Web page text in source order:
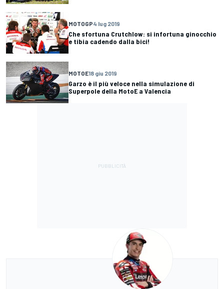
MOTOGP4 lug 2019
Che sfortuna Crutchlow: si infortuna ginocchio
e tibia cadendo dalla bici!
MOTOE18 giu 2019
Garzo è il più veloce nella simulazione di
Superpole della MotoE a Valencia